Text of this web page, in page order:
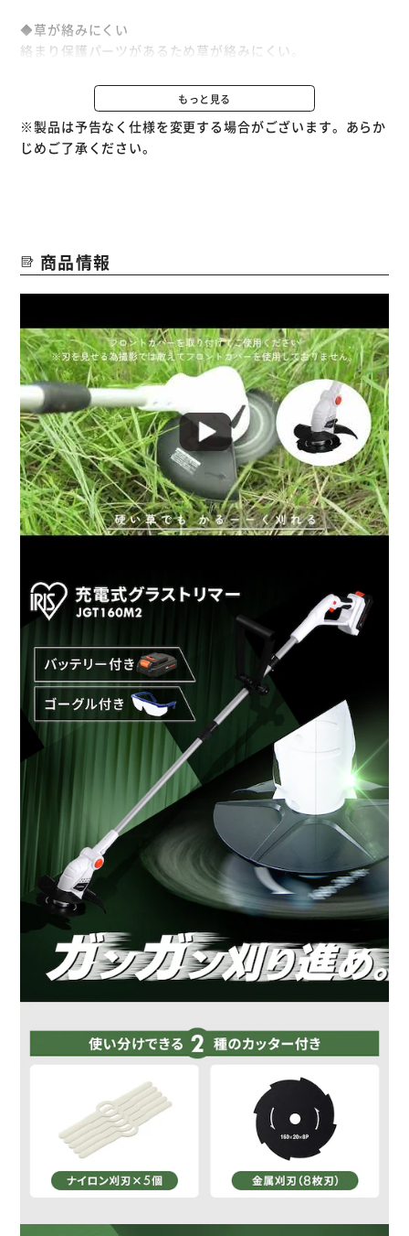
◆草が絡みにくい
絡まり保護パーツがあるため草が絡みにくい。
◆安全に深く刈る
地面に刃が当たるのを防ぎ、安全に作業できる。
柔らかい草や障害物が多い所の草刈りにオススメ！
3カ所で調整可能。
1.補助ハンドル：持つ角度を調節
2.ポール長さ、ヘッドの向きを調節
3.ヘッド：ヘッドの角度を調節
さらに、肩掛けベルトで重みを分散でき楽々刈れる。
◆安全機能
障害物を守るフロントガード。
体を守る安全カバー。
もっと見る
※製品は予告なく仕様を変更する場合がございます。あらか
じめご了承ください。
商品情報